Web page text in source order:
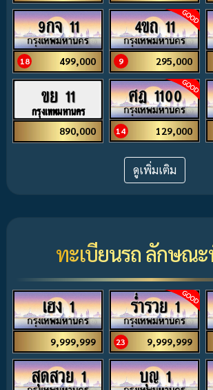
9กจ 11
18 499,000
4ขถ 11
9 295,000
ขย 11
กรุงเทพมหานคร
890,000
ศฎ 1100
14 129,000
ดูเพิ่มเติม
ทะเบียนรถ ลักษณ
เฮง 1
9,999,999
ร่ำรวย 1
23 9,999,999
สุดสวย 1 บุญ 1